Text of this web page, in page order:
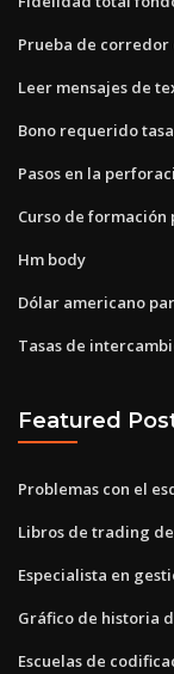
Prueba de corredor
Leer mensajes de
Bono requerido
Pasos en la
Curso de
Hm body
Dólar americano
Tasas de
Featured
Problemas con el
Libros de trading
Especialista en
Gráfico de historia
Escuelas de